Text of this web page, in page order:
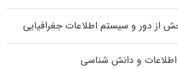
از دور و سیستم اطلاعات جغرافیایی
اطلاعات و دانش شناسی